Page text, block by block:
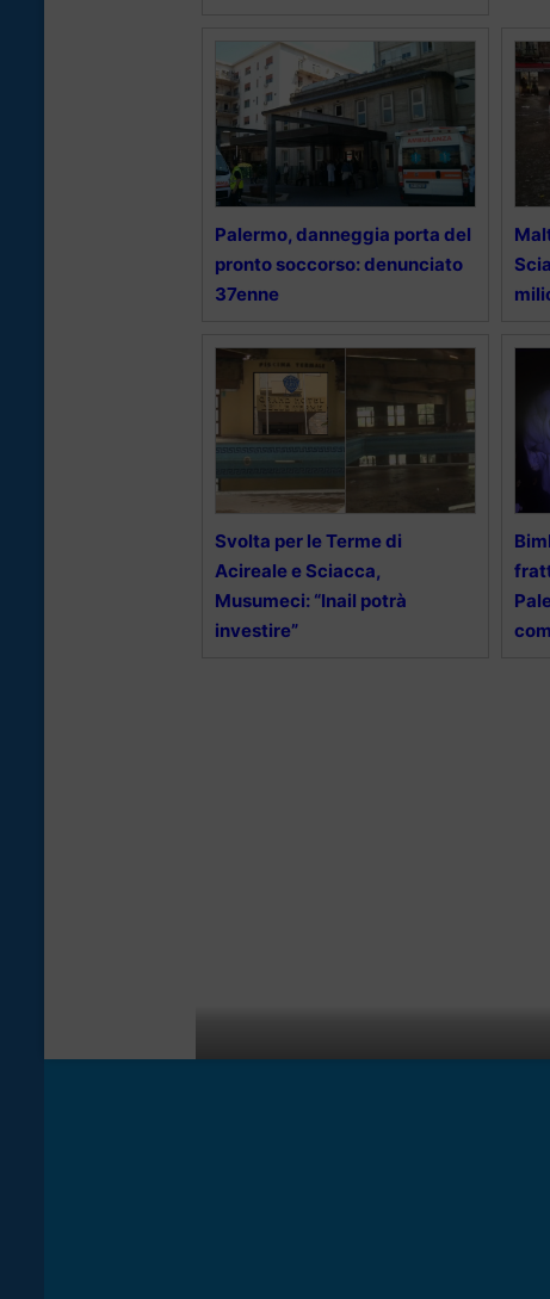
Palermo, danneggia porta del
pronto soccorso: denunciato
37enne
Svolta per le Terme di
Acireale e Sciacca,
Musumeci: “Inail potrà
investire”